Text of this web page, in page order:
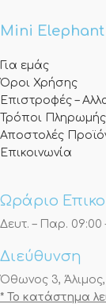
Mini Elephant
Για εμάς
Όροι Χρήσης
Επιστροφές –
Τρόποι Πληρωμής
Αποστολές
Επικοινωνία
Ωράριο
Δευτ. – Παρ. 09:00
Διεύθυνση
Όθωνος 3, Άλιμος,
* Το κατάστημα